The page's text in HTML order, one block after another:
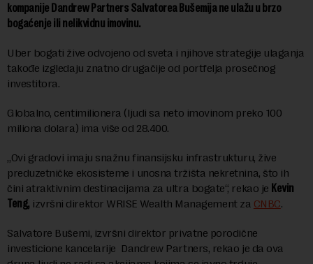
kompanije Dandrew Partners Salvatorea Bušemija ne ulažu u brzo
bogaćenje ili nelikvidnu imovinu.
Uber bogati žive odvojeno od sveta i njihove strategije ulaganja
takođe izgledaju znatno drugačije od portfelja prosečnog
investitora.
Globalno, centimilionera (ljudi sa neto imovinom preko 100
miliona dolara) ima više od 28.400.
„Ovi gradovi imaju snažnu finansijsku infrastrukturu, žive
preduzetničke ekosisteme i unosna tržišta nekretnina, što ih
čini atraktivnim destinacijama za ultra bogate“, rekao je Kevin
Teng, izvršni direktor WRISE Wealth Management za CNBC.
Salvatore Bušemi, izvršni direktor privatne porodične
investicione kancelarije Dandrew Partners, rekao je da ova